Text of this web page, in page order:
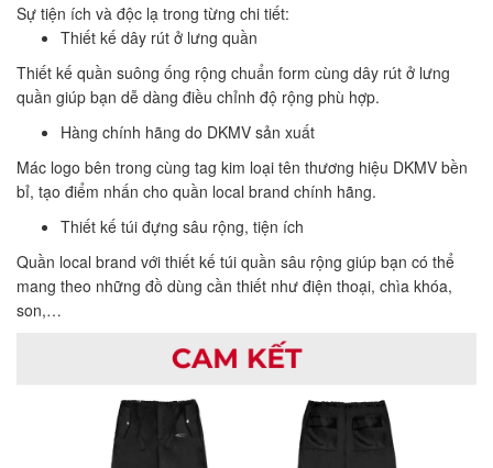
Sự tiện ích và độc lạ trong từng chi tiết:
Thiết kế dây rút ở lưng quần
Thiết kế quần suông ống rộng chuẩn form cùng dây rút ở lưng
quần giúp bạn dễ dàng điều chỉnh độ rộng phù hợp.
Hàng chính hãng do DKMV sản xuất
Mác logo bên trong cùng tag kim loại tên thương hiệu DKMV bền
bỉ, tạo điểm nhấn cho quần local brand chính hãng.‌
Thiết kế túi đựng sâu rộng, tiện ích
Quần local brand với thiết kế túi quần sâu rộng giúp bạn có thể
mang theo những đồ dùng cần thiết như điện thoại, chìa khóa,
son,…